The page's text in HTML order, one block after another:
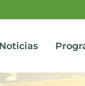
Noticias